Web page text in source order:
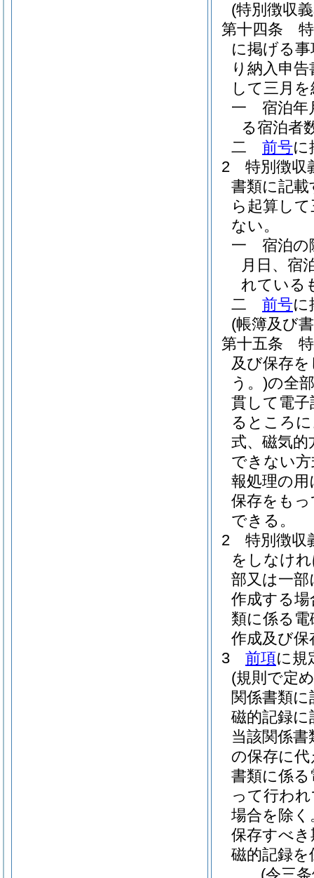
(特別徴収
第十四条
に掲げる
り納入申
して三月
一
宿泊年
る宿泊者
二
前号に
2
特別徴収
書類に記
ら起算し
ない。
一
宿泊の
月日、宿
れている
二
前号に
(帳簿及び
第十五条
及び保存
う。)の全
貫して電
るところ
式、磁気
できない
報処理の
保存をも
できる。
2
特別徴収
をしなけ
部又は一
作成する
類に係る
作成及び
3
前項に規
(規則で定
関係書類
磁的記録
当該関係
の保存に
書類に係
って行わ
場合を除く
保存すべ
磁的記録
(令三